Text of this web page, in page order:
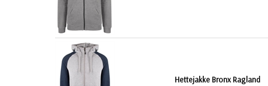
Hettejakke Bronx Ragland